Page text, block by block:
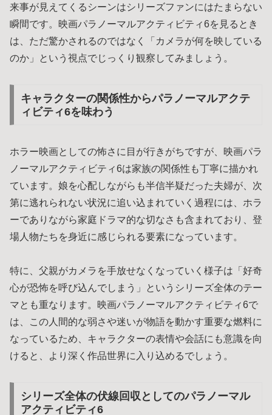
来事が見えてくるシーンはシリーズファンにはたまらない
瞬間です。映画パラノーマルアクティビティ6を見るとき
は、ただ驚かされるのではなく「カメラが何を映している
のか」という視点でじっくり観察してみましょう。
キャラクターの関係性からパラノーマルアクテ
ィビティ6を味わう
ホラー映画としての怖さに目が行きがちですが、映画パラ
ノーマルアクティビティ6は家族の関係性も丁寧に描かれ
ています。娘を心配しながらも半信半疑だった夫婦が、次
第に逃れられない状況に追い込まれていく過程には、ホラ
ーでありながら家庭ドラマ的な切なさも含まれており、登
場人物たちを身近に感じられる要素になっています。
特に、父親がカメラを手放せなくなっていく様子は「好奇
心が恐怖を呼び込んでしまう」というシリーズ全体のテー
マとも重なります。映画パラノーマルアクティビティ6で
は、この人間的な弱さや迷いが物語を動かす重要な燃料に
なっているため、キャラクターの表情や会話にも意識を向
けると、より深く作品世界に入り込めるでしょう。
シリーズ全体の伏線回収としてのパラノーマル
アクティビティ6